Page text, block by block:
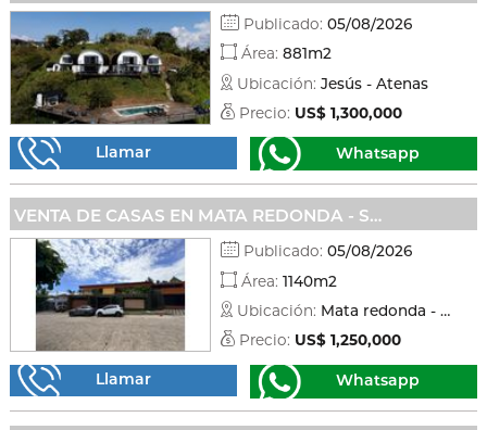
Publicado: 05/08/2026
Área: 881m2
Ubicación: Jesús - Atenas
Precio: US$ 1,300,000
Llamar Whatsapp
VENTA DE CASAS EN MATA REDONDA - SAN JOSÉ
Publicado: 05/08/2026
Área: 1140m2
Ubicación:
Mata redonda - San josé
Precio: US$ 1,250,000
Llamar Whatsapp